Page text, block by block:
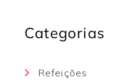
Categorias
Refeições